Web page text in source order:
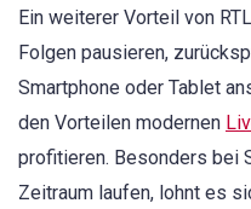
Ein weiterer Vorteil von
Folgen pausieren,
Smartphone oder Tablet
den Vorteilen modernen
profitieren. Besonders bei
Zeitraum laufen, lohnt es